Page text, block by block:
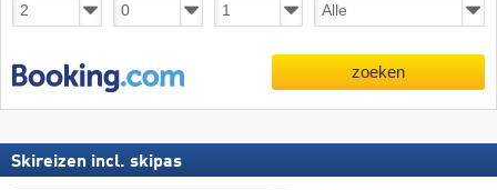
zoeken
Skireizen incl. skipas